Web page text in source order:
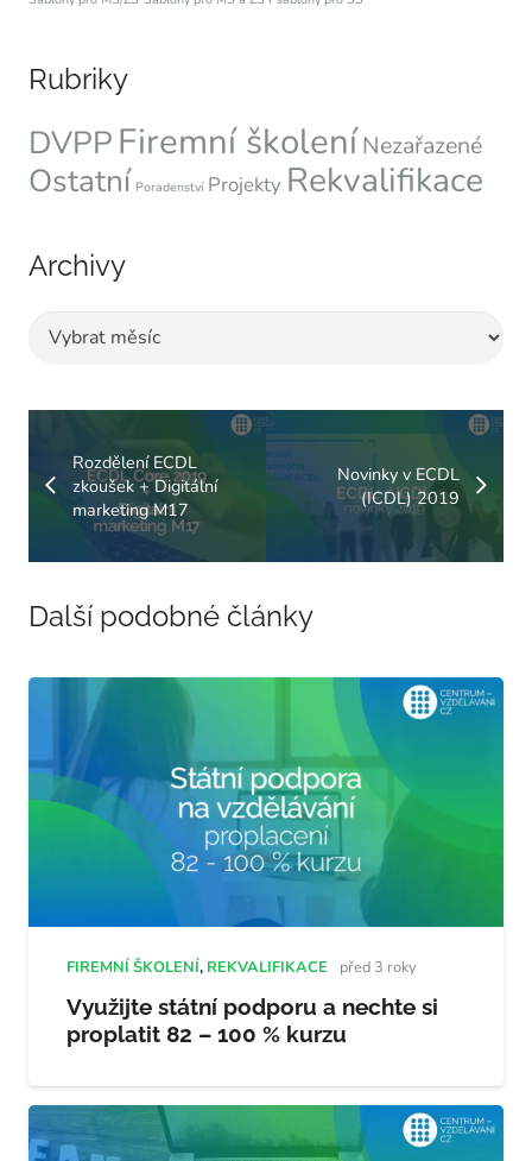
Rubriky
DVPPFiremní školeníNezařazené
Ostatní Poradenství Projekty Rekvalifikace
Archivy
Archivy
Rozdělení ECDL
zkoušek + Digitální
marketing M17
Novinky v ECDL
(ICDL) 2019
Další podobné články
FIREMNÍ ŠKOLENÍ, REKVALIFIKACE před 3 roky
Využijte státní podporu a nechte si
proplatit 82 – 100 % kurzu